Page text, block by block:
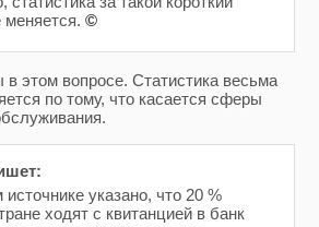
меняется. ©
этом вопросе. Статистика весьма
по тому, что касается сферы
источнике указано, что 20 %
ходят с квитанцией в банк